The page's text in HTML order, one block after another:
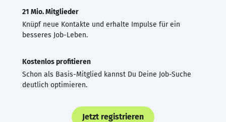
21 Mio. Mitglieder
Knüpf neue Kontakte und erhalte Impulse für ein
besseres Job-Leben.
Kostenlos profitieren
Schon als Basis-Mitglied kannst Du Deine Job-Suche
deutlich optimieren.
Jetzt registrieren